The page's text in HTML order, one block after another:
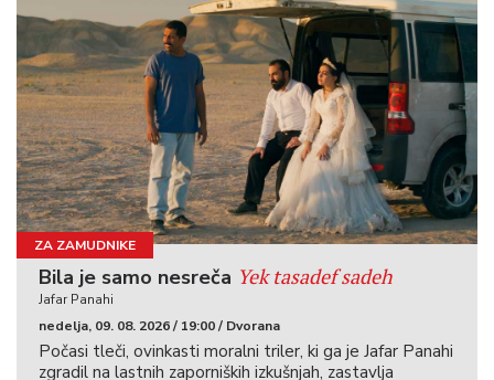
ZA ZAMUDNIKE
Bila je samo nesreča Yek tasadef sadeh
Jafar Panahi
nedelja, 09. 08. 2026 / 19:00 / Dvorana
Počasi tleči, ovinkasti moralni triler, ki ga je Jafar Panahi
zgradil na lastnih zaporniških izkušnjah, zastavlja